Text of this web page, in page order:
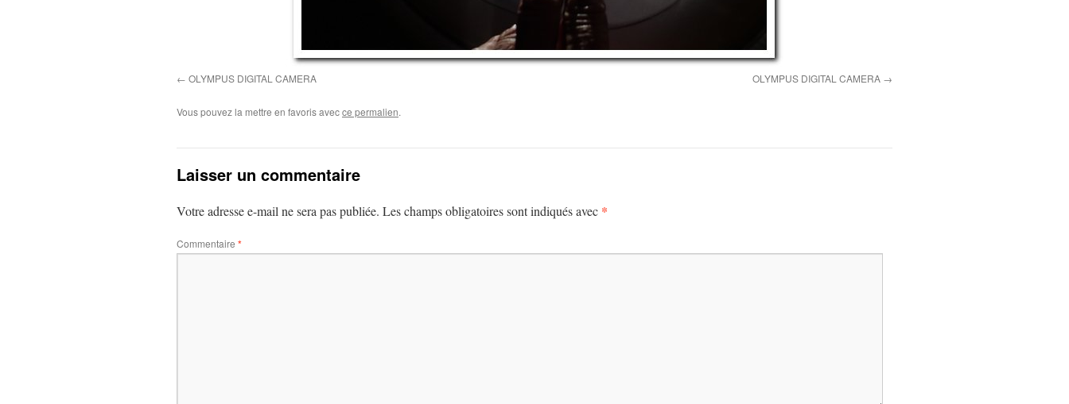
OLYMPUS DIGITAL CAMERA OLYMPUS DIGITAL CAMERA
Vous pouvez la mettre en favoris avecce permalien.
Laisser un commentaire
Votre adresse e-mail ne sera pas publiée. Les champs obligatoires sont indiqués avec *
Commentaire *